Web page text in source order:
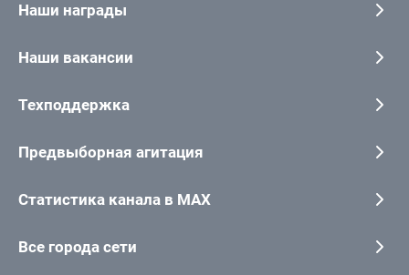
Наши награды
Наши вакансии
Техподдержка
Предвыборная агитация
Статистика канала в MAX
Все города сети